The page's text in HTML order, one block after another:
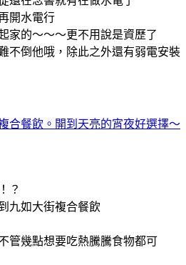
開水電行
家的～～～更不用說是資歷了
不倒他哦，除此之外還有弱電安裝
合餐飲。開到天亮的宵夜好選擇～
？
九如大街複合餐飲
管幾點想要吃熱騰騰食物都可